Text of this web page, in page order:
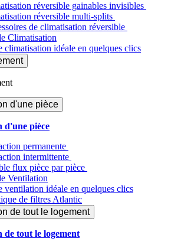
réversible gainables invisibles
réversible multi-splits
de climatisation réversible
Climatisation
climatisation idéale en quelques clics
d'une pièce
d'une pièce
permanente
intermittente
flux pièce par pièce
Ventilation
ventilation idéale en quelques clics
de filtres Atlantic
de tout le logement
de tout le logement